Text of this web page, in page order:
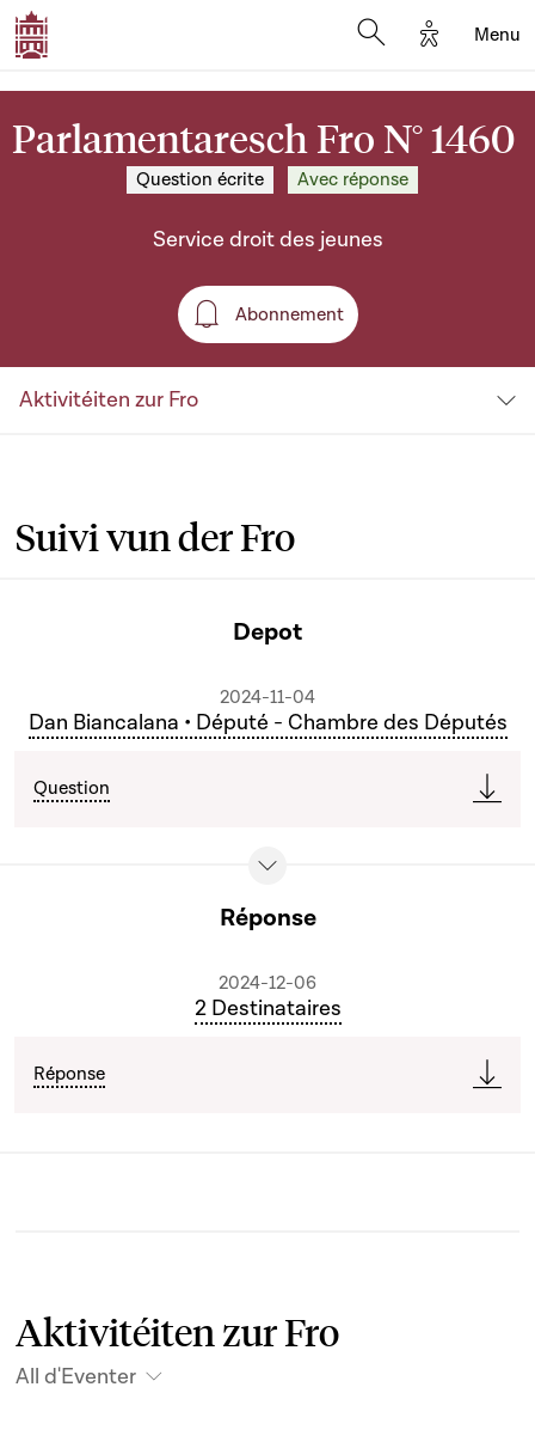
Options
Menu
Parlamentaresch Fro N° 1460
Question écrite Avec réponse
Service droit des jeunes
Abonnement
Abonnement
Aktivitéiten zur Fro
Suivi vun der Fro
Depot
2024-11-04
Dan Biancalana • Député - Chambre des Députés
Question
Réponse
2024-12-06
2 Destinataires
Réponse
Aktivitéiten zur Fro
All d'Eventer